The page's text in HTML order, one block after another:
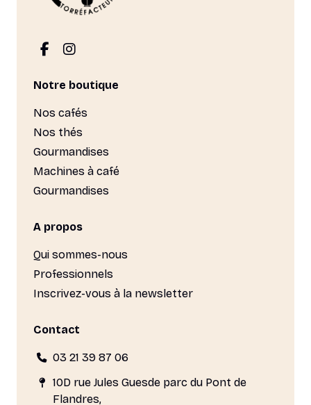
Notre boutique
Nos cafés
Nos thés
Gourmandises
Machines à café
Gourmandises
A propos
Qui sommes-nous
Professionnels
Inscrivez-vous à la newsletter
Contact
03 21 39 87 06
10D rue Jules Guesde parc du Pont de
Flandres,